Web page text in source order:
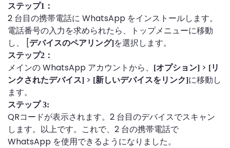
ステップ1：
2 台目の携帯電話に WhatsApp をインストールします。
電話番号の入力を求められたら、トップメニューに移動
し、 [デバイスのペアリング]を選択します。
ステップ2：
メインの WhatsApp アカウントから、 [オプション] > [リ
ンクされたデバイス] > [新しいデバイスをリンク]に移動し
ます。
ステップ 3:
QRコードが表示されます。2 台目のデバイスでスキャン
します。以上です。これで、2 台の携帯電話で
WhatsApp を使用できるようになりました。